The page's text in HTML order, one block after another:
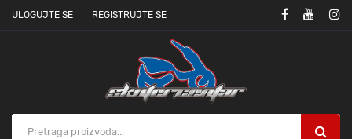
ULOGUJTE SE REGISTRUJTE SE